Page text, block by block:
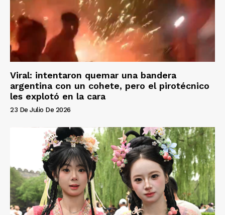
Viral: intentaron quemar una bandera
argentina con un cohete, pero el pirotécnico
les explotó en la cara
23 De Julio De 2026